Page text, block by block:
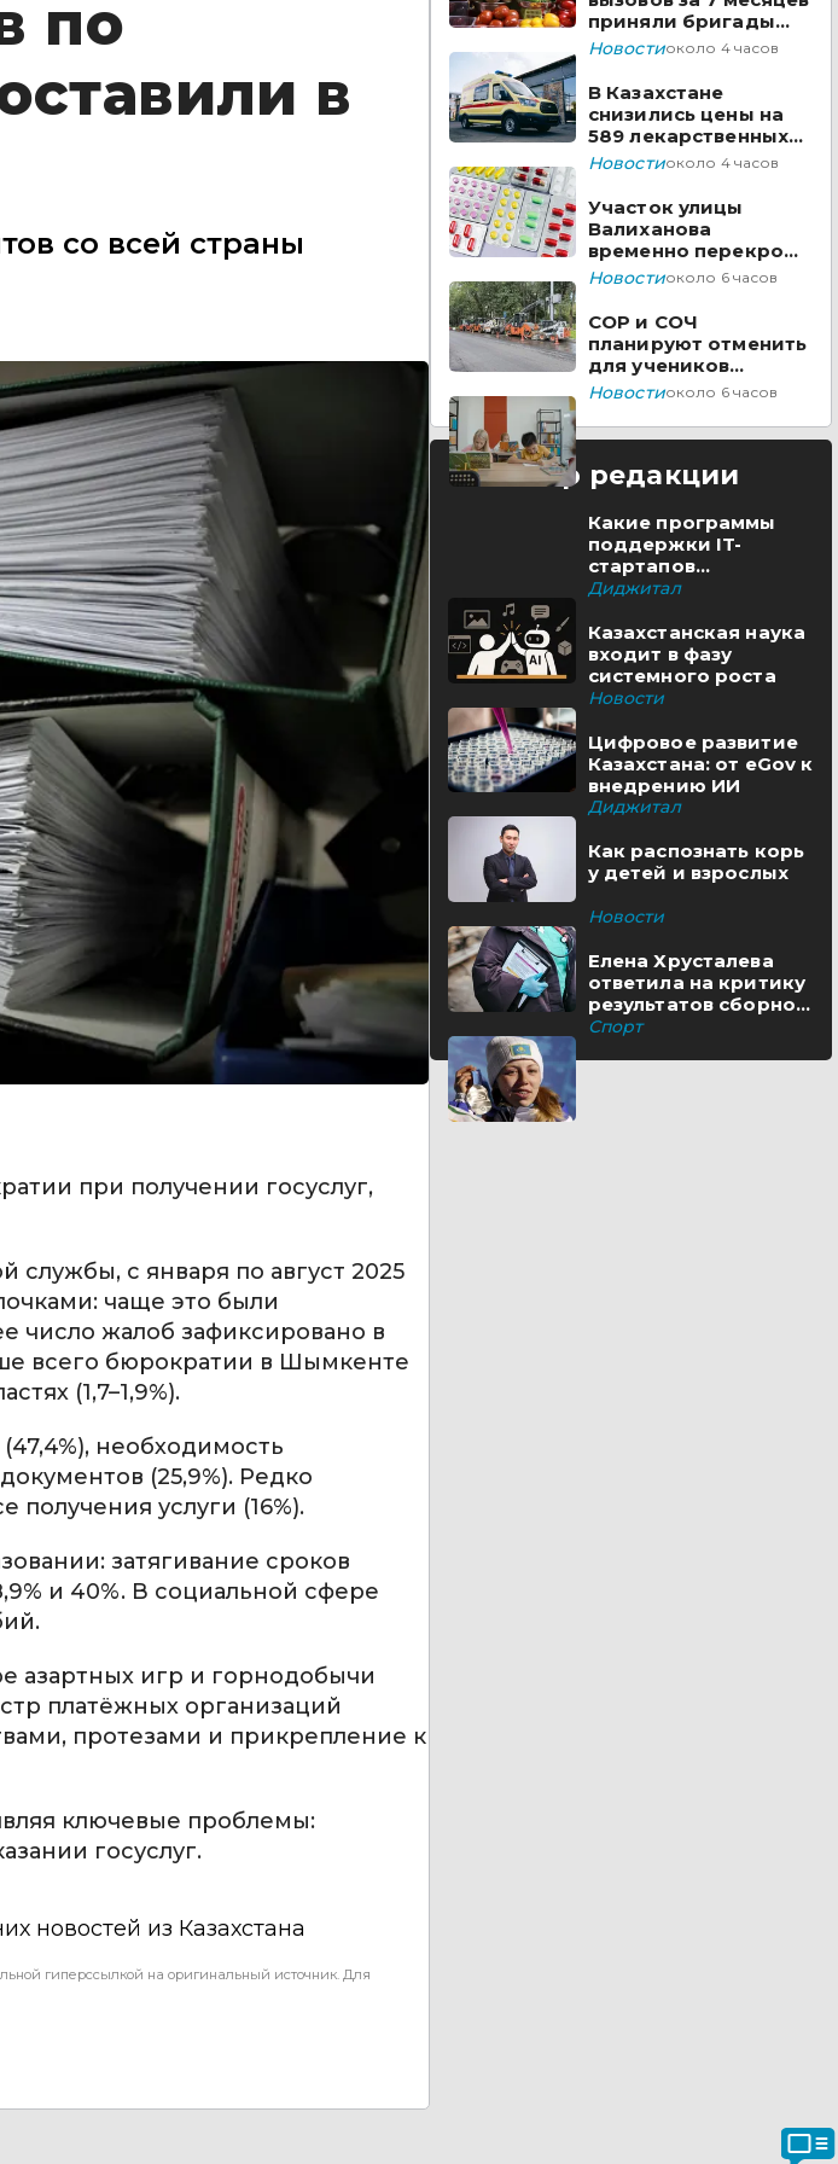
по
в
со всей страны
при получении госуслуг,
службы, с января по август 2025
чаще это были
число жалоб зафиксировано в
всего бюрократии в Шымкенте
(1,7–1,9%).
необходимость
(25,9%). Редко
услуги (16%).
затягивание сроков
и 40%. В социальной сфере
азартных игр и горнодобычи
платёжных организаций
протезами и прикрепление к
ключевые проблемы:
госуслуг.
новостей из Казахстана
гиперссылкой на оригинальный источник. Для
приняли бригады
скорой помощи
Новостиоколо 4 часов
В Казахстане
снизились цены на
589 лекарственных
препаратов
Новостиоколо 4 часов
Участок улицы
Валиханова
временно перекроют
в Астане
Новостиоколо 6 часов
СОР и СОЧ
планируют отменить
для учеников
начальных классов в
Новостиоколо 6 часов
Выбор редакции
Какие программы
поддержки IT-
стартапов
реализуются в
Диджитал
Казахстанская наука
входит в фазу
системного роста
Новости
Цифровое развитие
Казахстана: от eGov к
внедрению ИИ
Диджитал
Как распознать корь
у детей и взрослых
Новости
Елена Хрусталева
ответила на критику
результатов сборной
Казахстана
Спорт